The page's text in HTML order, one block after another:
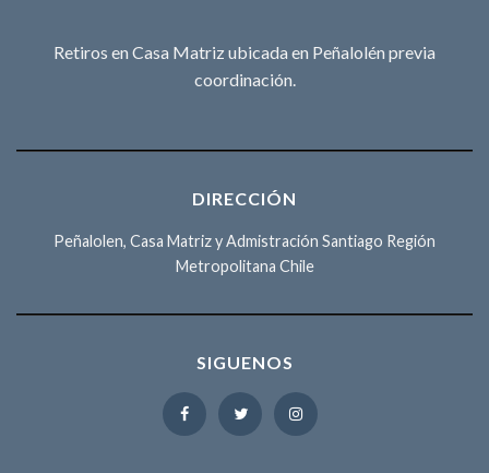
Retiros en Casa Matriz ubicada en Peñalolén previa
coordinación.
DIRECCIÓN
Peñalolen, Casa Matriz y Admistración Santiago Región
Metropolitana Chile
SIGUENOS